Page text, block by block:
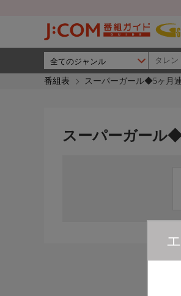
番組表 スーパーガール◆5ヶ月
スーパーガール